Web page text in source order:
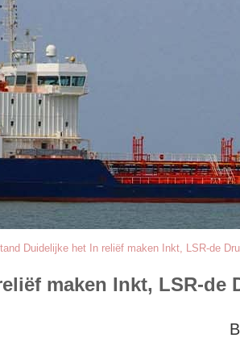
Duidelijke het In reliëf maken Inkt, LSR-de
maken Inkt, LSR-